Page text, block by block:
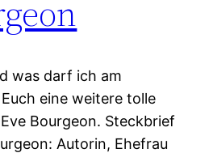
was darf ich am
eine weitere tolle
Bourgeon. Steckbrief
Autorin, Ehefrau